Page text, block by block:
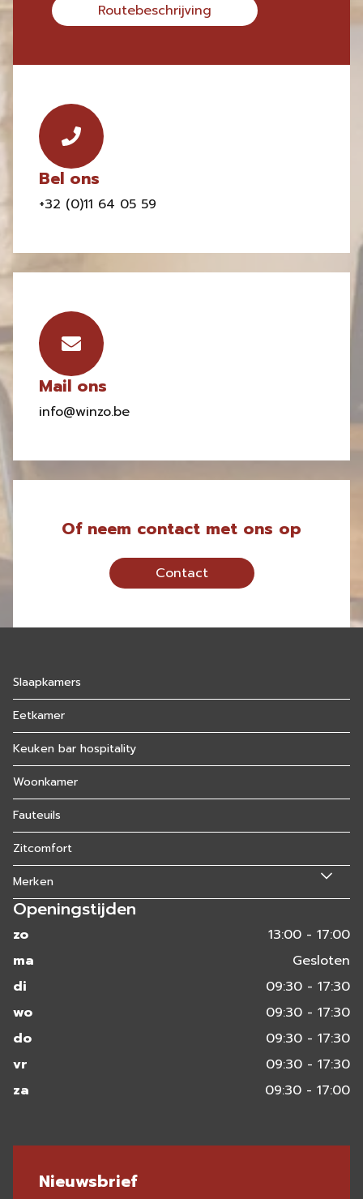
Routebeschrijving
Bel ons
+32 (0)11 64 05 59
Mail ons
info@winzo.be
Of neem contact met ons op
Contact
Slaapkamers
Eetkamer
Keuken bar hospitality
Woonkamer
Fauteuils
Zitcomfort
Merken
Openingstijden
zo
13:00 - 17:00
ma
Gesloten
di
09:30 - 17:30
wo
09:30 - 17:30
do
09:30 - 17:30
vr
09:30 - 17:30
za
09:30 - 17:00
Nieuwsbrief